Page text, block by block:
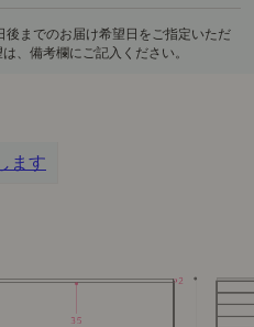
ます